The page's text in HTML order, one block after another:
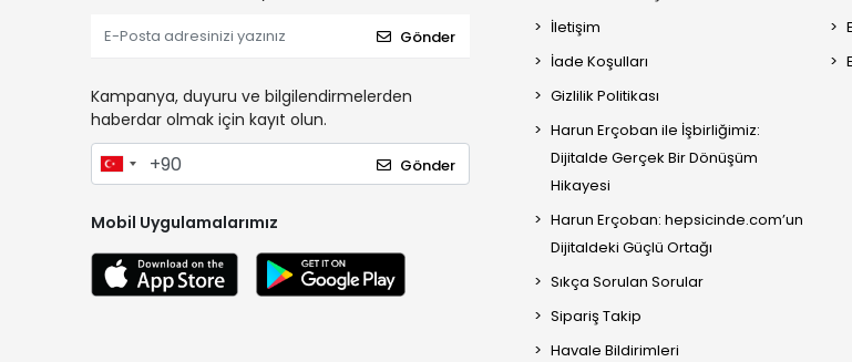
Gönder
Kampanya, duyuru ve bilgilendirmelerden
haberdar olmak için kayıt olun.
Gönder
Mobil Uygulamalarımız
İletişim
İade Koşulları
Gizlilik Politikası
Harun Erçoban ile İşbirliğimiz:
Dijitalde Gerçek Bir Dönüşüm
Hikayesi
Harun Erçoban: hepsicinde.com’un
Dijitaldeki Güçlü Ortağı
Sıkça Sorulan Sorular
Sipariş Takip
Havale Bildirimleri